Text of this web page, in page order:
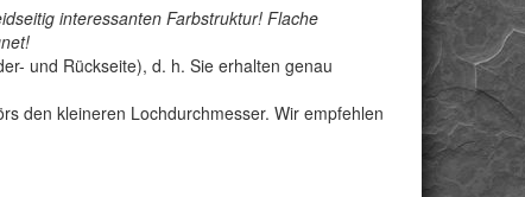
interessanten Farbstruktur! Flache
und Rückseite), d. h. Sie erhalten genau
den kleineren Lochdurchmesser. Wir empfehlen